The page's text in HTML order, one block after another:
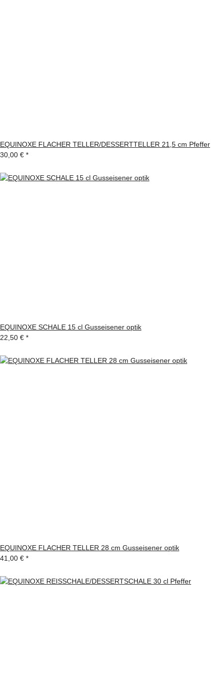
EQUINOXE FLACHER TELLER/DESSERTTELLER 21,5 cm Pfeffer
30,00 € *
EQUINOXE SCHALE 15 cl Gusseisener optik
22,50 € *
EQUINOXE FLACHER TELLER 28 cm Gusseisener optik
41,00 € *